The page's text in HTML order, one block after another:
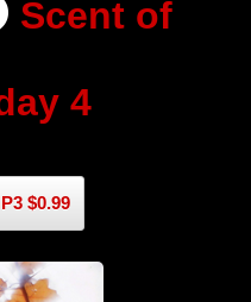
Scent of
4
$0.99